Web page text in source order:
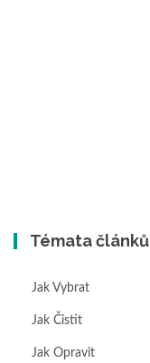
Témata článků
Jak Vybrat
Jak Čistit
Jak Opravit